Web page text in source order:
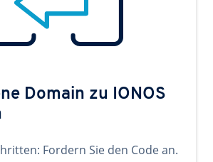
Domain zu IONOS
Fordern Sie den Code an.